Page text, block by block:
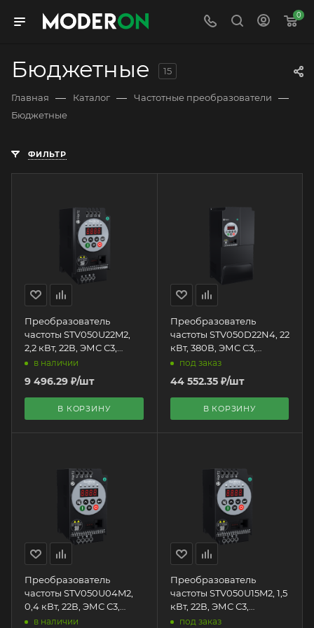
0
Бюджетные 15
Главная — Каталог — Частотные преобразователи —
Бюджетные
ФИЛЬТР
Преобразователь
частоты STV050U22M2,
2,2 кВт, 22В, ЭМС С3,
Systeme Electric + LED
панель оператора
в наличии
9 496.29 ₽/шт
В КОРЗИНУ
Преобразователь
частоты STV050D22N4, 22
кВт, 380В, ЭМС С3,
Systeme Electric + LED
панель оператора
под заказ
44 552.35₽/шт
В КОРЗИНУ
Преобразователь
частоты STV050U04M2,
0,4 кВт, 22В, ЭМС С3,
Systeme Electric + LED
в наличии
Преобразователь
частоты STV050U15M2, 1,5
кВт, 22В, ЭМС С3,
Systeme Electric + LED
под заказ